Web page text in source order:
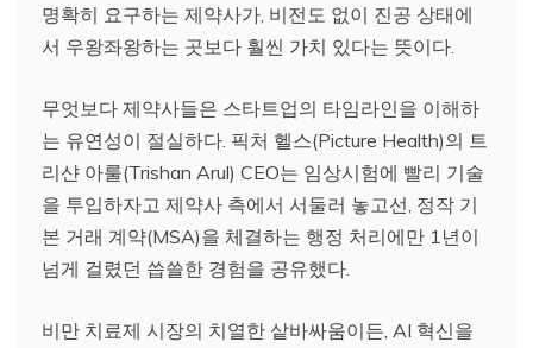
명확히 요구하는 제약사가, 비전도 없이 진공 상태에
서 우왕좌왕하는 곳보다 훨씬 가치 있다는 뜻이다.
무엇보다 제약사들은 스타트업의 타임라인을 이해하
는 유연성이 절실하다. 픽처 헬스(Picture Health)의 트
리샨 아룰(Trishan Arul) CEO는 임상시험에 빨리 기술
을 투입하자고 제약사 측에서 서둘러 놓고선, 정작 기
본 거래 계약(MSA)을 체결하는 행정 처리에만 1년이
넘게 걸렸던 씁쓸한 경험을 공유했다.
비만 치료제 시장의 치열한 샅바싸움이든, AI 혁신을